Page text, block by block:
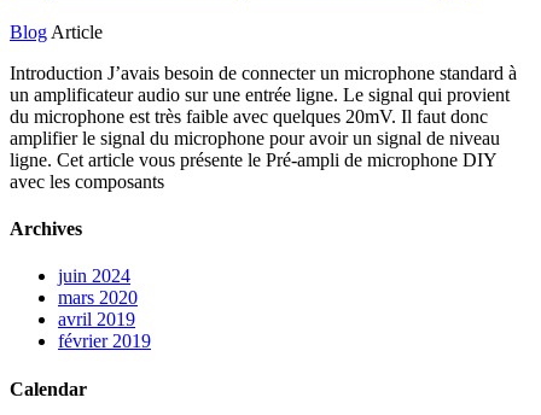
Blog Article
Introduction J’avais besoin de connecter un microphone standard à
un amplificateur audio sur une entrée ligne. Le signal qui provient
du microphone est très faible avec quelques 20mV. Il faut donc
amplifier le signal du microphone pour avoir un signal de niveau
ligne. Cet article vous présente le Pré-ampli de microphone DIY
avec les composants
Archives
juin 2024
mars 2020
avril 2019
février 2019
Calendar